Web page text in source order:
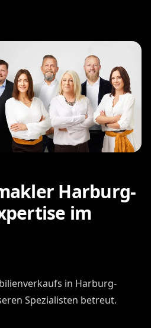
Harburg-
im
in Harburg-
Spezialisten betreut.